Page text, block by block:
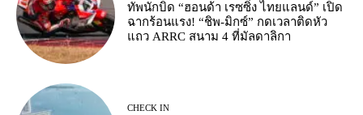
ทัพนักบิด “ฮอนด้า เรซซิ่ง ไทยแลนด์” เปิด
ฉากร้อนแรง! “ชิพ-มิกซ์” กดเวลาติดหัว
แถว ARRC สนาม 4 ที่มัลดาลิกา
CHECK IN